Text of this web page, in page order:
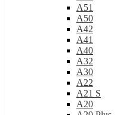
A51
A50
A42
A41
A40
A32
A30
A22
A21 S
A20